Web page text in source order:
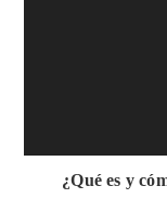
¿Qué es y